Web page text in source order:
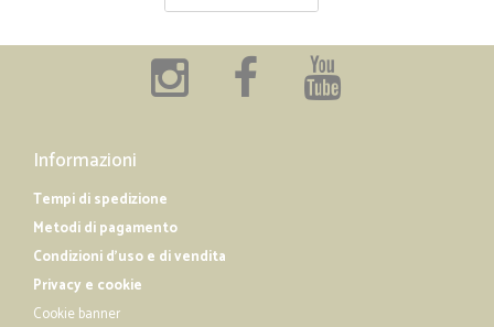
Informazioni
Tempi di spedizione
Metodi di pagamento
Condizioni d'uso e di vendita
Privacy e cookie
Cookie banner